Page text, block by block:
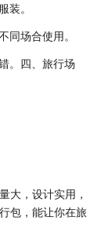
装。
同场合使用。
。四、旅行场
大，设计实用，
包，能让你在旅